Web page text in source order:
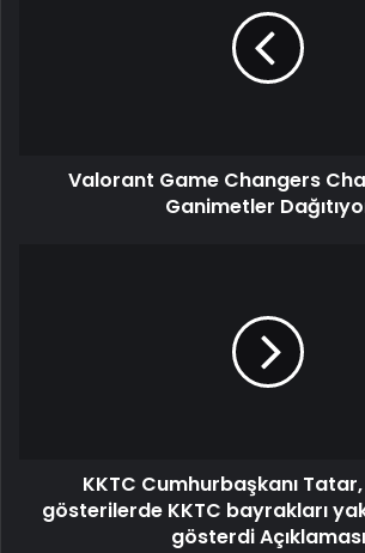
Valorant Game Changers
Ganimetler
KKTC Cumhurbaşkanı Tatar,
gösterilerde KKTC bayrakları
gösterdi Açıklaması